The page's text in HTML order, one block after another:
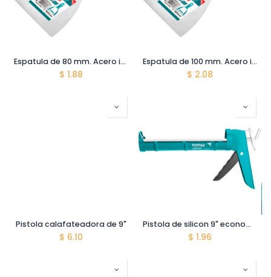
Espatula de 80 mm. Acero inoxidable. Mango comodo
$ 1.88
Espatula de 100 mm. Acero inoxidable. Mango comodo
$ 2.08
Pistola calafateadora de 9"
$ 6.10
Pistola de silicon 9" economica
$ 1.96